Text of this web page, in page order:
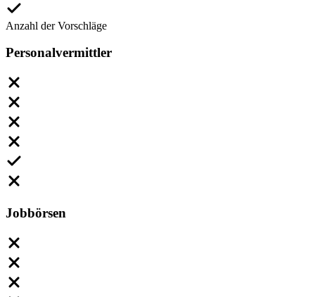
Anzahl der Vorschläge
Personalvermittler
Jobbörsen